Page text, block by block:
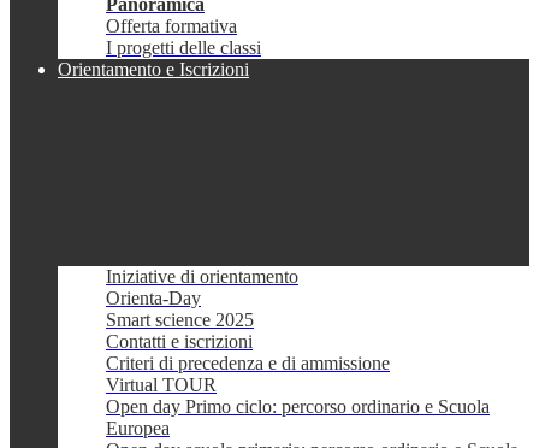
Panoramica
Offerta formativa
I progetti delle classi
Orientamento e Iscrizioni
Iniziative di orientamento
Orienta-Day
Smart science 2025
Contatti e iscrizioni
Criteri di precedenza e di ammissione
Virtual TOUR
Open day Primo ciclo: percorso ordinario e Scuola
Europea